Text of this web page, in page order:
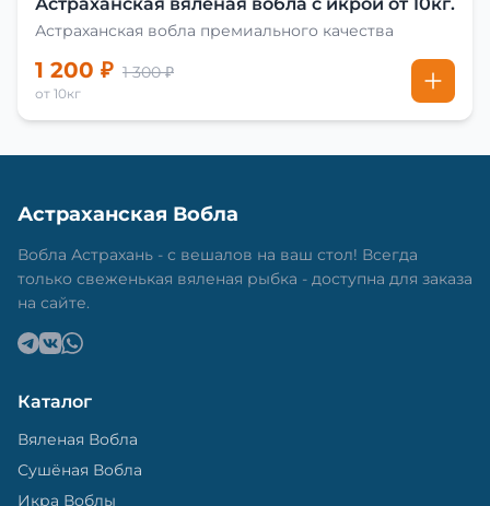
Астраханская вобла премиального качества
1 200 ₽ 1 300 ₽
от 10кг
Астраханская Вобла
Вобла Астрахань - с вешалов на ваш стол! Всегда
только свеженькая вяленая рыбка - доступна для заказа
на сайте.
Каталог
Вяленая Вобла
Сушёная Вобла
Икра Воблы